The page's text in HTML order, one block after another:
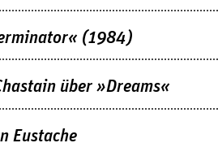
(1984)
über »Dreams«
Eustache